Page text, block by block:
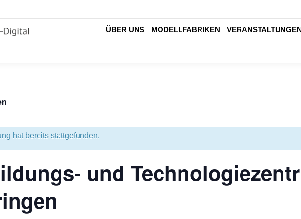
ÜBER UNS MODELLFABRIKEN VERANSTALTUNGEN
hat bereits stattgefunden.
und